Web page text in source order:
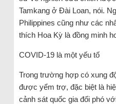
Tamkang ở Đài Loan, nói.
Philippines cũng như các
thích Hoa Kỳ là đồng minh
COVID-19 là một yếu tố
Trong trường hợp có xung
được yểm trợ, đặc biệt là
cảnh sát quốc gia đối phó